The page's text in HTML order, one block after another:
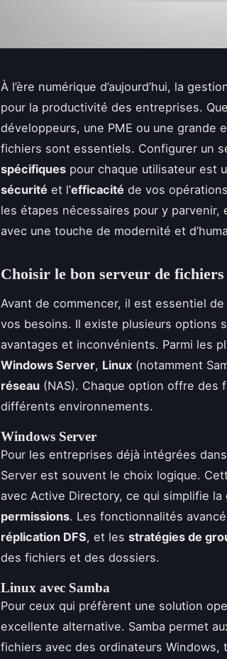
À l’ère numérique d’aujourd’hui, la
pour la productivité des entreprises.
développeurs, une PME ou une grande
fichiers sont essentiels. Configurer un
spécifiques pour chaque utilisateur est
sécurité et l’efficacité de vos
les étapes nécessaires pour y
avec une touche de modernité et
Choisir le bon serveur de fichiers
Avant de commencer, il est essentiel
vos besoins. Il existe plusieurs options
avantages et inconvénients. Parmi les
Windows Server, Linux (notamment
réseau (NAS). Chaque option offre des
différents environnements.
Windows Server
Pour les entreprises déjà intégrées
Server est souvent le choix logique.
avec Active Directory, ce qui simplifie la
permissions. Les fonctionnalités
réplication DFS, et les stratégies de
des fichiers et des dossiers.
Linux avec Samba
Pour ceux qui préfèrent une solution
excellente alternative. Samba permet
fichiers avec des ordinateurs